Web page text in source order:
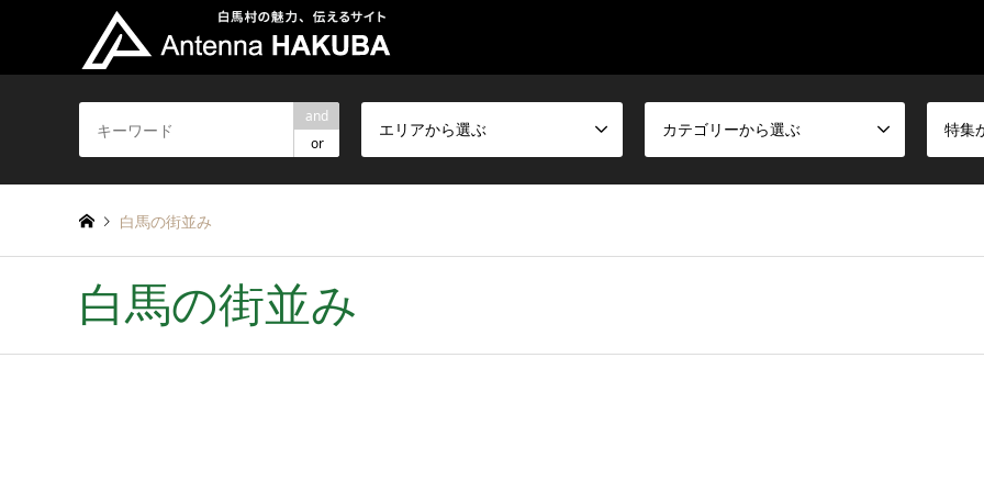
and
or
エリアから選ぶ カテゴリーから選ぶ 特集
白馬の街並み
白馬の街並み